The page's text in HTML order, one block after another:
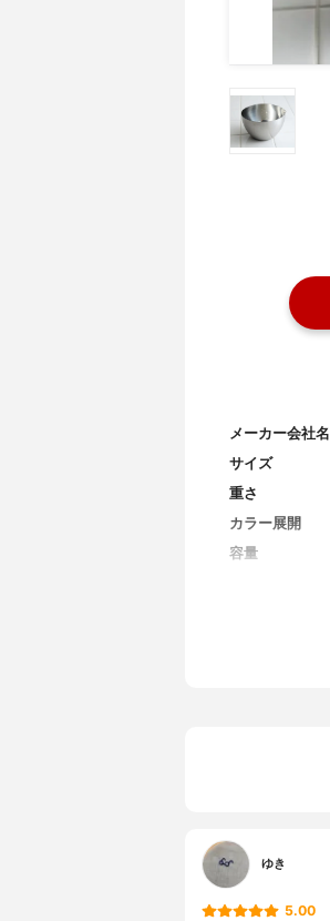
メーカー会社名
サイズ
重さ
カラー展開
容量
ゆき
5.00